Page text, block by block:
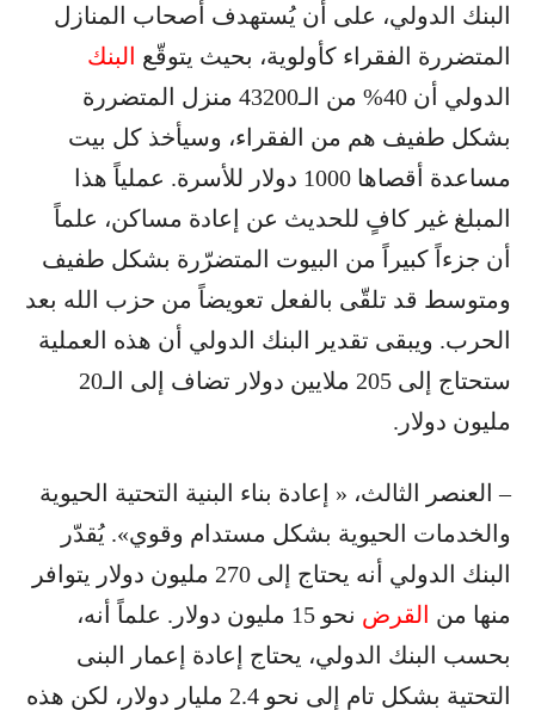
البنك الدولي، على أن يُستهدف أصحاب المنازل
المتضررة الفقراء كأولوية، بحيث يتوقّع البنك
الدولي أن 40% من الـ43200 منزل المتضررة
بشكل طفيف هم من الفقراء، وسيأخذ كل بيت
مساعدة أقصاها 1000 دولار للأسرة. عملياً هذا
المبلغ غير كافٍ للحديث عن إعادة مساكن، علماً
أن جزءاً كبيراً من البيوت المتضرّرة بشكل طفيف
ومتوسط قد تلقّى بالفعل تعويضاً من حزب الله بعد
الحرب. ويبقى تقدير البنك الدولي أن هذه العملية
ستحتاج إلى 205 ملايين دولار تضاف إلى الـ20
مليون دولار.
– العنصر الثالث، « إعادة بناء البنية التحتية الحيوية
والخدمات الحيوية بشكل مستدام وقوي». يُقدّر
البنك الدولي أنه يحتاج إلى 270 مليون دولار يتوافر
منها من القرض
نحو 15 مليون دولار. علماً أنه،
بحسب البنك الدولي، يحتاج إعادة إعمار البنى
التحتية بشكل تام إلى نحو 2.4 مليار دولار، لكن هذه